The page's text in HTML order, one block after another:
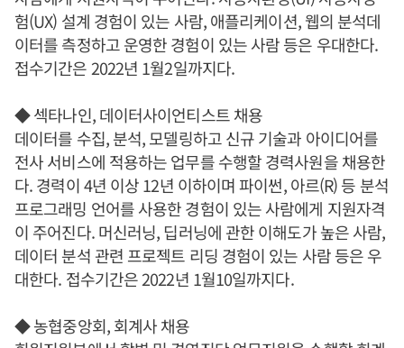
험(UX) 설계 경험이 있는 사람, 애플리케이션, 웹의 분석데
이터를 측정하고 운영한 경험이 있는 사람 등은 우대한다.
접수기간은 2022년 1월2일까지다.
◆ 섹타나인, 데이터사이언티스트 채용
데이터를 수집, 분석, 모델링하고 신규 기술과 아이디어를
전사 서비스에 적용하는 업무를 수행할 경력사원을 채용한
다. 경력이 4년 이상 12년 이하이며 파이썬, 아르(R) 등 분석
프로그래밍 언어를 사용한 경험이 있는 사람에게 지원자격
이 주어진다. 머신러닝, 딥러닝에 관한 이해도가 높은 사람,
데이터 분석 관련 프로젝트 리딩 경험이 있는 사람 등은 우
대한다. 접수기간은 2022년 1월10일까지다.
◆ 농협중앙회, 회계사 채용